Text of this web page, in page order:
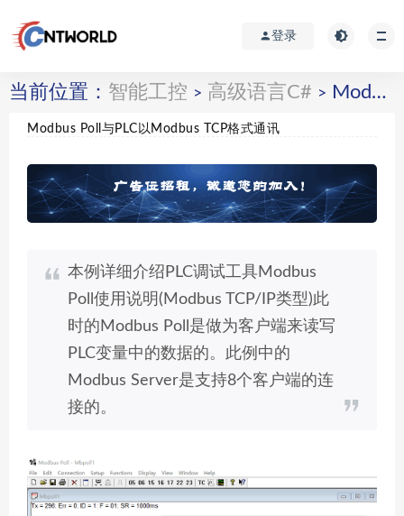
登录
当前位置： 智能工控 > 高级语言C# > Modbus Poll与PLC以Modbus TCP格式通讯
Modbus Poll与PLC以Modbus TCP格式通讯
本例详细介绍PLC调试工具Modbus
Poll使用说明(Modbus TCP/IP类型)此
时的Modbus Poll是做为客户端来读写
PLC变量中的数据的。此例中的
Modbus Server是支持8个客户端的连
接的。